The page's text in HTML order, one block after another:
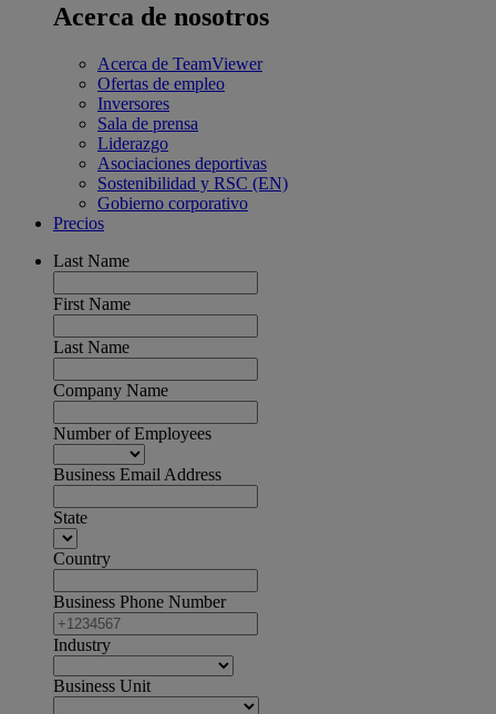
Acerca de nosotros
Acerca de TeamViewer
Ofertas de empleo
Inversores
Sala de prensa
Liderazgo
Asociaciones deportivas
Sostenibilidad y RSC (EN)
Gobierno corporativo
Precios
Last Name
First Name
Last Name
Company Name
Number of Employees
Business Email Address
State
Country
Business Phone Number
Industry
Business Unit